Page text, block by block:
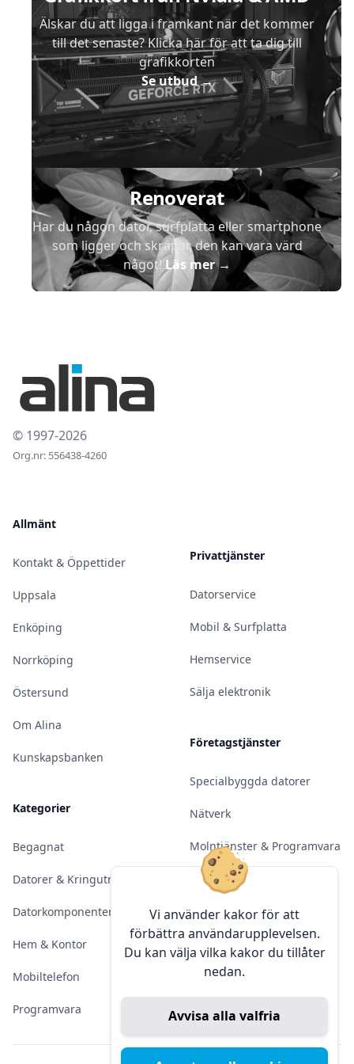
Vi använder kakor för att
förbättra användarupplevelsen.
Du kan välja vilka kakor du tillåter
nedan.
Avvisa alla valfria
Älskar du att ligga i framkant när det kommer
till det senaste? Klicka här för att ta dig till
grafikkorten
Se utbud→
Renoverat
Har du någon dator, surfplatta eller smartphone
som ligger och skräpar, den kan vara värd
något!Läs mer→
© 1997-2026
Org.nr: 556438-4260
Allmänt
Kontakt & Öppettider
Uppsala
Enköping
Norrköping
Östersund
Om Alina
Kunskapsbanken
Kategorier
Begagnat
Datorer & Kringutrustning
Datorkomponenter
Hem & Kontor
Mobiltelefon
Programvara
Privattjänster
Datorservice
Mobil & Surfplatta
Hemservice
Sälja elektronik
Företagstjänster
Specialbyggda datorer
Nätverk
Molntjänster & Programvara
Server & Backup
Kameraövervakning
Konferens & Public Display
Sälja elektronik